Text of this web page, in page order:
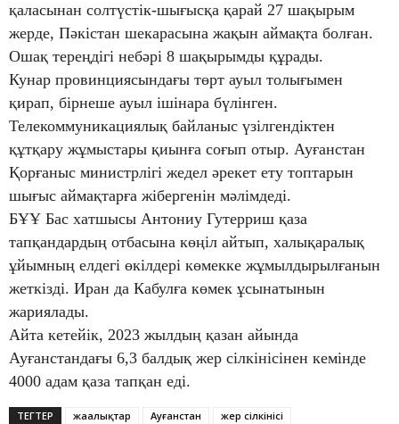
қаласынан солтүстік-шығысқа қарай 27 шақырым
жерде, Пәкістан шекарасына жақын аймақта болған.
Ошақ тереңдігі небәрі 8 шақырымды құрады.
Кунар провинциясындағы төрт ауыл толығымен
қирап, бірнеше ауыл ішінара бүлінген.
Телекоммуникациялық байланыс үзілгендіктен
құтқару жұмыстары қиынға соғып отыр. Ауғанстан
Қорғаныс министрлігі жедел әрекет ету топтарын
шығыс аймақтарға жібергенін мәлімдеді.
БҰҰ Бас хатшысы Антониу Гутерриш қаза
тапқандардың отбасына көңіл айтып, халықаралық
ұйымның елдегі өкілдері көмекке жұмылдырылғанын
жеткізді. Иран да Кабулға көмек ұсынатынын
жариялады.
Айта кетейік, 2023 жылдың қазан айында
Ауғанстандағы 6,3 балдық жер сілкінісінен кемінде
4000 адам қаза тапқан еді.
ТЕГТЕР жаңалықтар Ауғанстан жер сілкінісі